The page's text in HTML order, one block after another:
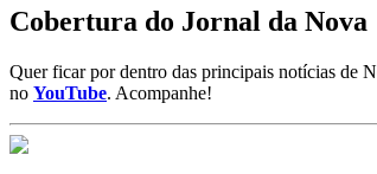
Cobertura do Jornal da Nova
Quer ficar por dentro das principais notícias de
no YouTube. Acompanhe!